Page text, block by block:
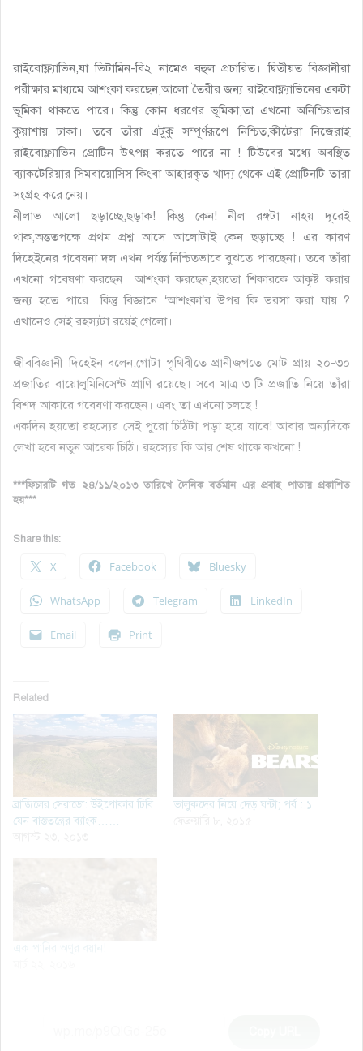
রাইবোফ্ল্যাভিন,যা ভিটামিন-বি২ নামেও বহুল প্রচারিত। দ্বিতীয়ত বিজ্ঞানীরা
পরীক্ষার মাধ্যমে আশংকা করছেন,আলো তৈরীর জন্য রাইবোফ্ল্যাভিনের একটা
ভূমিকা থাকতে পারে। কিন্তু কোন ধরণের ভূমিকা,তা এখনো অনিশ্চিয়তার
কুয়াশায় ঢাকা। তবে তাঁরা এটুকু সম্পূর্ণরূপে নিশ্চিত,কীটেরা নিজেরাই
রাইবোফ্ল্যাভিন প্রোটিন উৎপন্ন করতে পারে না ! টিউবের মধ্যে অবস্থিত
ব্যাকটেরিয়ার সিমবায়োসিস কিংবা আহারকৃত খাদ্য থেকে এই প্রোটিনটি তারা
সংগ্রহ করে নেয়।
নীলাভ আলো ছড়াচ্ছে,ছড়াক! কিন্তু কেন! নীল রঙ্গটা নাহয় দূরেই
থাক,অন্ততপক্ষে প্রথম প্রশ্ন আসে আলোটাই কেন ছড়াচ্ছে ! এর কারণ
দিহেইনের গবেষনা দল এখন পর্যন্ত নিশ্চিতভাবে বুঝতে পারছেনা। তবে তাঁরা
এখনো গবেষণা করছেন। আশংকা করছেন,হয়তো শিকারকে আকৃষ্ট করার
জন্য হতে পারে। কিন্তু বিজ্ঞানে ‘আশংকা’র উপর কি ভরসা করা যায় ?
এখানেও সেই রহস্যটা রয়েই গেলো।
জীববিজ্ঞানী দিহেইন বলেন,গোটা পৃথিবীতে প্রানীজগতে মোট প্রায় ২০-৩০
প্রজাতির বায়োলুমিনিসেন্ট প্রাণি রয়েছে। সবে মাত্র ৩ টি প্রজাতি নিয়ে তাঁরা
বিশদ আকারে গবেষণা করছেন। এবং তা এখনো চলছে !
একদিন হয়তো রহস্যের সেই পুরো চিঠিটা পড়া হয়ে যাবে! আবার অন্যদিকে
লেখা হবে নতুন আরেক চিঠি। রহস্যের কি আর শেষ থাকে কখনো !
***ফিচারটি গত ২৪/১১/২০১৩ তারিখে দৈনিক বর্তমান এর প্রবাহ পাতায় প্রকাশিত
হয়***
Share this:
X Facebook Bluesky
WhatsApp Telegram LinkedIn
Email Print
Related
ব্রাজিলের সেরাডো: উইপোকার ঢিবি
যেন বাস্ততন্ত্রের ব্যাংক……
ভালুকদের নিয়ে দেড় ঘন্টা; পর্ব : ১